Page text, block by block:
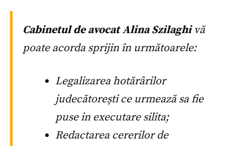
Cabinetul de avocat Alina Szilaghivă
poate acorda sprijin în următoarele:
Legalizarea hotărârilor
judecătorești ce urmează sa fie
puse in executare silita;
Redactarea cererilor de